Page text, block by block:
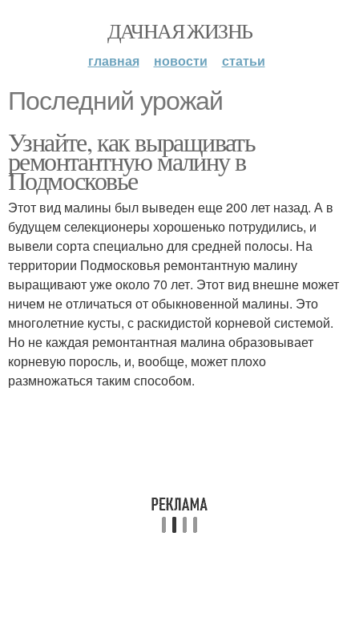
ДАЧНАЯ ЖИЗНЬ
главная новости статьи
Последний урожай
Узнайте, как выращивать
ремонтантную малину в
Подмосковье
Этот вид малины был выведен еще 200 лет назад. А в
будущем селекционеры хорошенько потрудились, и
вывели сорта специально для средней полосы. На
территории Подмосковья ремонтантную малину
выращивают уже около 70 лет. Этот вид внешне может
ничем не отличаться от обыкновенной малины. Это
многолетние кусты, с раскидистой корневой системой.
Но не каждая ремонтантная малина образовывает
корневую поросль, и, вообще, может плохо
размножаться таким способом.